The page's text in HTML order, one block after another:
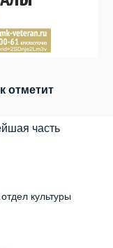
отметит
часть
культуры